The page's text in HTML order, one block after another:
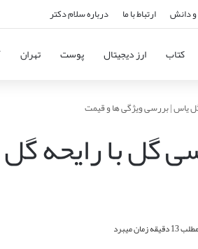
دانش ارتباط با ما درباره سلام دکتر
کتاب ارز دیجیتال پوست تهران
یاس | بررسی ویژگی ها و قیمت
گل با رایحه
میبرد